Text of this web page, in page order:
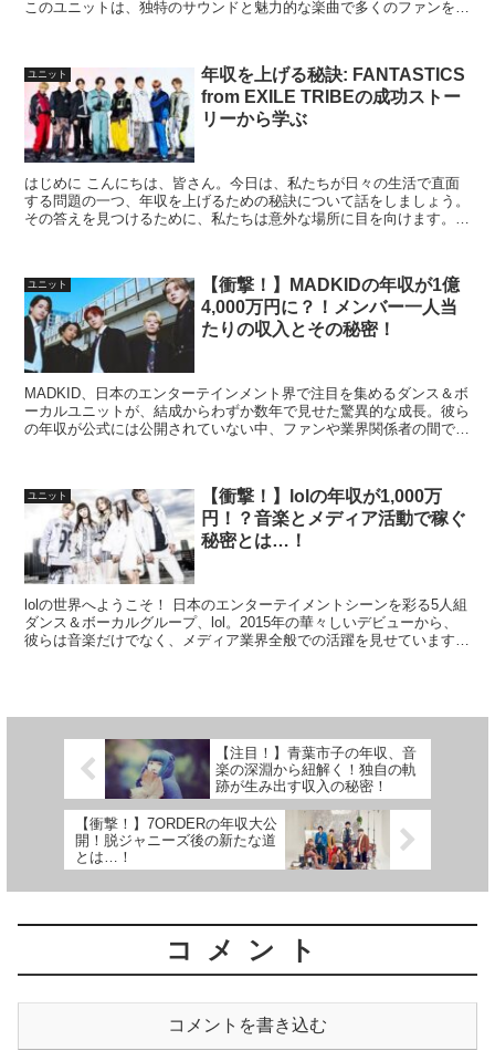
このユニットは、独特のサウンドと魅力的な楽曲で多くのファンを惹
ユニット
年収を上げる秘訣: FANTASTICS
from EXILE TRIBEの成功ストー
リーから学ぶ
はじめに こんにちは、皆さん。今日は、私たちが日々の生活で直面
する問題の一つ、年収を上げるための秘訣について話をしましょう。
その答えを見つけるために、私たちは意外な場所に目を向けます。そ
ユニット
【衝撃！】MADKIDの年収が1億
4,000万円に？！メンバー一人当
たりの収入とその秘密！
MADKID、日本のエンターテインメント界で注目を集めるダンス＆ボ
ーカルユニットが、結成からわずか数年で見せた驚異的な成長。彼ら
の年収が公式には公開されていない中、ファンや業界関係者の間で推
ユニット
【衝撃！】lolの年収が1,000万
円！？音楽とメディア活動で稼ぐ
秘密とは…！
lolの世界へようこそ！ 日本のエンターテイメントシーンを彩る5人組
ダンス＆ボーカルグループ、lol。2015年の華々しいデビューから、
彼らは音楽だけでなく、メディア業界全般での活躍を見せています。
【注目！】青葉市子の年収、音
楽の深淵から紐解く！独自の軌
跡が生み出す収入の秘密！
【衝撃！】7ORDERの年収大公
開！脱ジャニーズ後の新たな道
とは…！
コメント
コメントを書き込む